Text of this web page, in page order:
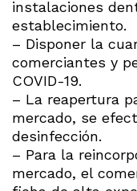
instalaciones
establecimiento.
– Disponer la
comerciantes y
COVID-19.
– La reapertura
mercado, se
desinfección.
– Para la
mercado, el